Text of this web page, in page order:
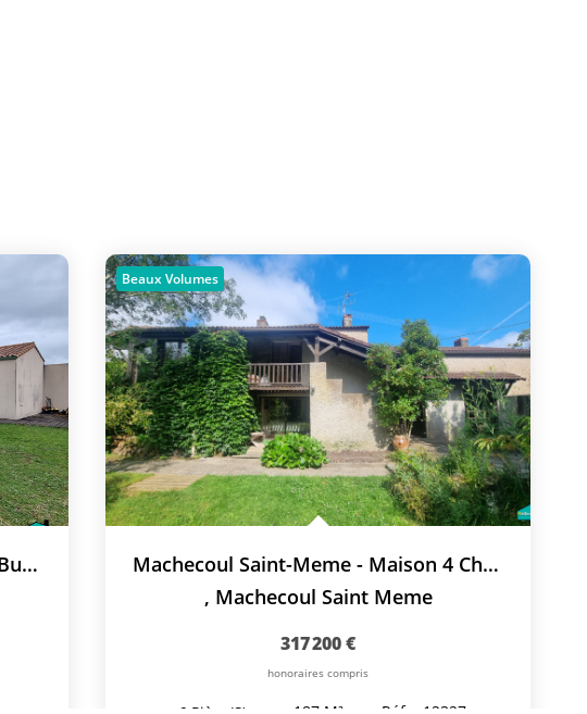
Machecoul - Maison 4 Chambres + Bureau + Garage
Beaux Volumes
Machecoul Saint-Meme - Maison 4 Chambres + Mezzanine - Coup...
, Machecoul Saint Meme
317 200 €
honoraires compris